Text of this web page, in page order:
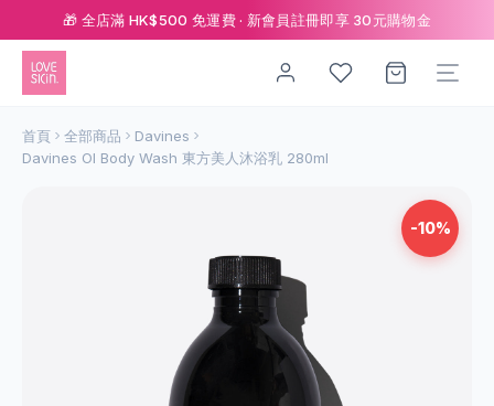
🎁 全店滿 HK$500 免運費 · 新會員註冊即享 30元購物金
首頁 全部商品
Davines
Davines OI Body Wash 東方美人沐浴乳 280ml
-10%